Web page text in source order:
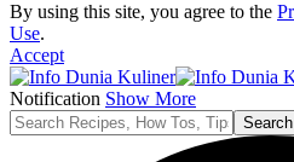
By using this site, you agree to the
Use.
Accept
Notification Show More